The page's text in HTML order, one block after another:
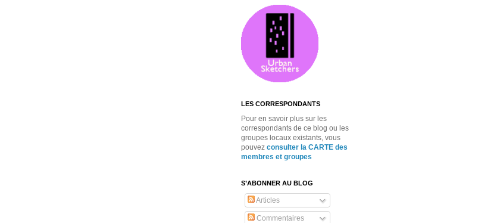
LES CORRESPONDANTS
Pour en savoir plus sur les
correspondants de ce blog ou les
groupes locaux existants, vous
pouvez consulter la CARTE des
membres et groupes
S’ABONNER AU BLOG
Articles
Commentaires